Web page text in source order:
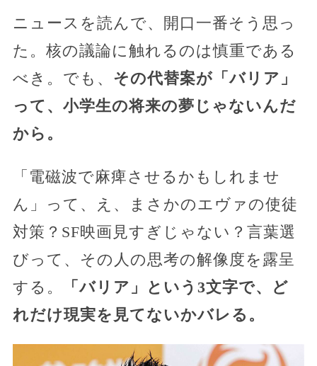
ニュースを読んで、開口一番そう思っ
た。核の議論に触れるのは慎重である
べき。でも、 その代替案が「バリア」
って、小学生の将来の夢じゃないんだ
から。
「電磁波で麻痺させるかもしれませ
ん」って、え、まさかのエヴァの使徒
対策？SF映画見すぎじゃない？言葉選
びって、その人の思考の解像度を露呈
する。
「バリア」という3文字で、ど
れだけ現実を見てないかバレる。